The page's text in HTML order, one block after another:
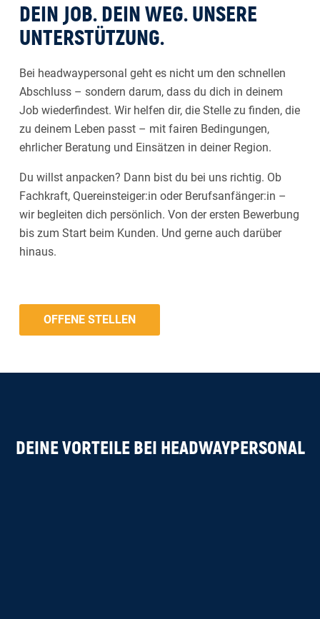
DEIN JOB. DEIN WEG. UNSERE
UNTERSTÜTZUNG.
Bei headwaypersonal geht es nicht um den schnellen
Abschluss – sondern darum, dass du dich in deinem
Job wiederfindest. Wir helfen dir, die Stelle zu finden, die
zu deinem Leben passt – mit fairen Bedingungen,
ehrlicher Beratung und Einsätzen in deiner Region.
Du willst anpacken? Dann bist du bei uns richtig. Ob
Fachkraft, Quereinsteiger:in oder Berufsanfänger:in –
wir begleiten dich persönlich. Von der ersten Bewerbung
bis zum Start beim Kunden. Und gerne auch darüber
hinaus.
OFFENE STELLEN
DEINE VORTEILE BEI HEADWAYPERSONAL